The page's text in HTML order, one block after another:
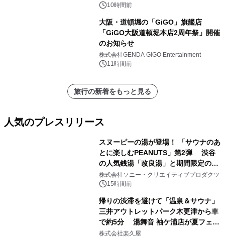
森」の握り寿司プラン
10時間前
大阪・道頓堀の「GiGO」旗艦店
「GiGO大阪道頓堀本店2周年祭」開催
のお知らせ
株式会社GENDA GiGO Entertainment
11時間前
旅行の新着をもっと見る
人気のプレスリリース
スヌーピーの湯が登場！ 「サウナのあ
とに楽しむPEANUTS」第2弾 渋谷
の人気銭湯「改良湯」と期間限定のコ
ラボレーション サウナイキタイコラ
ボグッズも発売決定！
株式会社ソニー・クリエイティブプロダクツ
15時間前
帰りの渋滞を避けて「温泉＆サウナ」
三井アウトレットパーク木更津から車
で約5分 湯舞音 袖ケ浦店が夏フェア
メニューを提供
株式会社楽久屋